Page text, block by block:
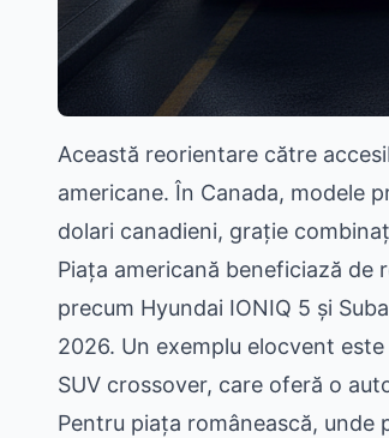
Această reorientare către
americane. În Canada, modele
dolari canadieni, grație
Piața americană beneficiază
precum Hyundai IONIQ 5 și
2026. Un exemplu elocvent
SUV crossover, care oferă o
Pentru piața românească, unde